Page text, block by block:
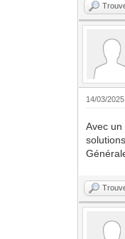
14/03/
Avec